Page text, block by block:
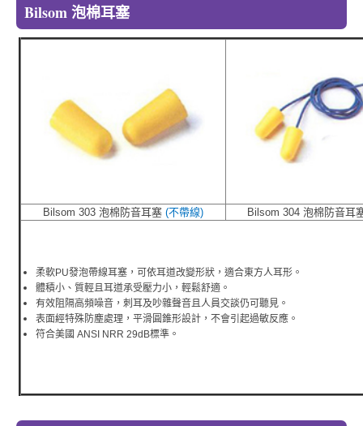
Bilsom 泡棉耳塞
Bilsom 303 泡棉防音耳塞 (不帶線) Bilsom 304 泡棉防音
柔軟PU發泡帶線耳塞，可依耳道改變形狀，適合東方人耳形。
體積小、質輕且耳道承受壓力小，輕鬆舒適。
有效阻隔高頻噪音，刺耳及吵雜聲音且人員交談仍可聽見。
表面經特殊防塵處理，平滑圓錐形設計，不會引起過敏反應。
符合美國 ANSI NRR 29dB標準。